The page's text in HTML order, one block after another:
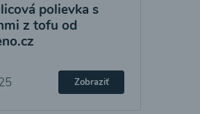
polievka s
z tofu od
Zobraziť